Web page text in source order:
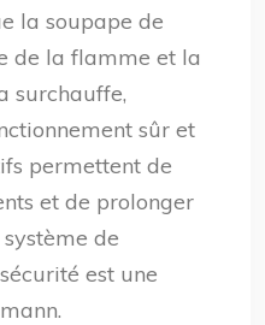
la soupape de
de la flamme et la
surchauffe,
sûr et
permettent de
et de prolonger
de
est une